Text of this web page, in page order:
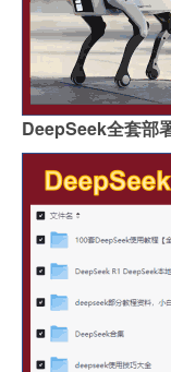
DeepSeek全套部